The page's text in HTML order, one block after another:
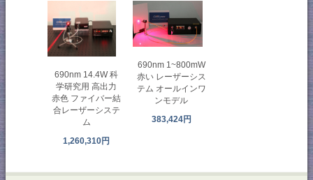
690nm 14.4W 科
学研究用 高出力
赤色 ファイバー結
合レーザーシステ
ム
1,260,310円
690nm 1~800mW
赤い レーザーシス
テム オールインワ
ンモデル
383,424円